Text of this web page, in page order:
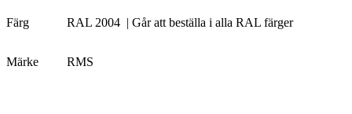
Färg RAL 2004 | Går att beställa i alla RAL färger
Märke RMS